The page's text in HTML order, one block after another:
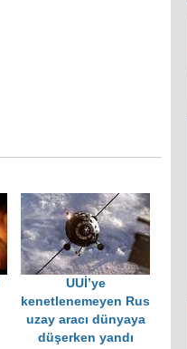
UUİ’ye
kenetlenemeyen Rus
uzay aracı dünyaya
düşerken yandı